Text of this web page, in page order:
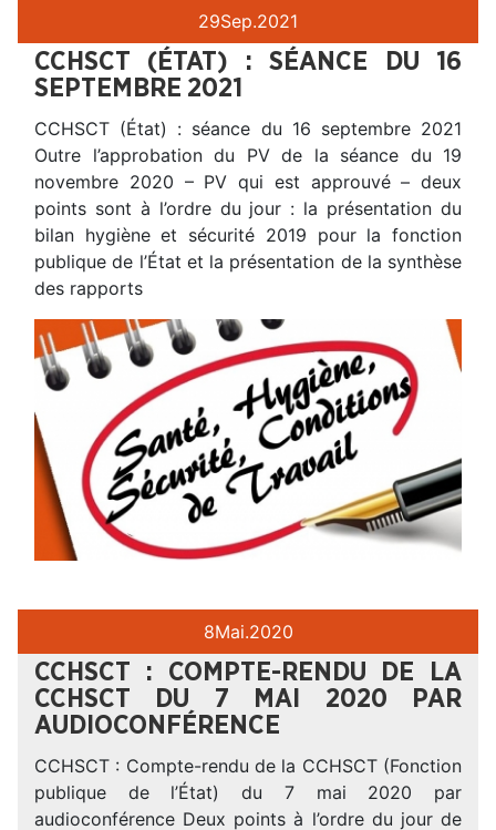
29Sep.2021
CCHSCT (ÉTAT) : SÉANCE DU 16
SEPTEMBRE 2021
CCHSCT (État) : séance du 16 septembre 2021
Outre l’approbation du PV de la séance du 19
novembre 2020 – PV qui est approuvé – deux
points sont à l’ordre du jour : la présentation du
bilan hygiène et sécurité 2019 pour la fonction
publique de l’État et la présentation de la synthèse
des rapports
8Mai.2020
CCHSCT : COMPTE-RENDU DE LA
CCHSCT DU 7 MAI 2020 PAR
AUDIOCONFÉRENCE
CCHSCT : Compte-rendu de la CCHSCT (Fonction
publique de l’État) du 7 mai 2020 par
audioconférence Deux points à l’ordre du jour de